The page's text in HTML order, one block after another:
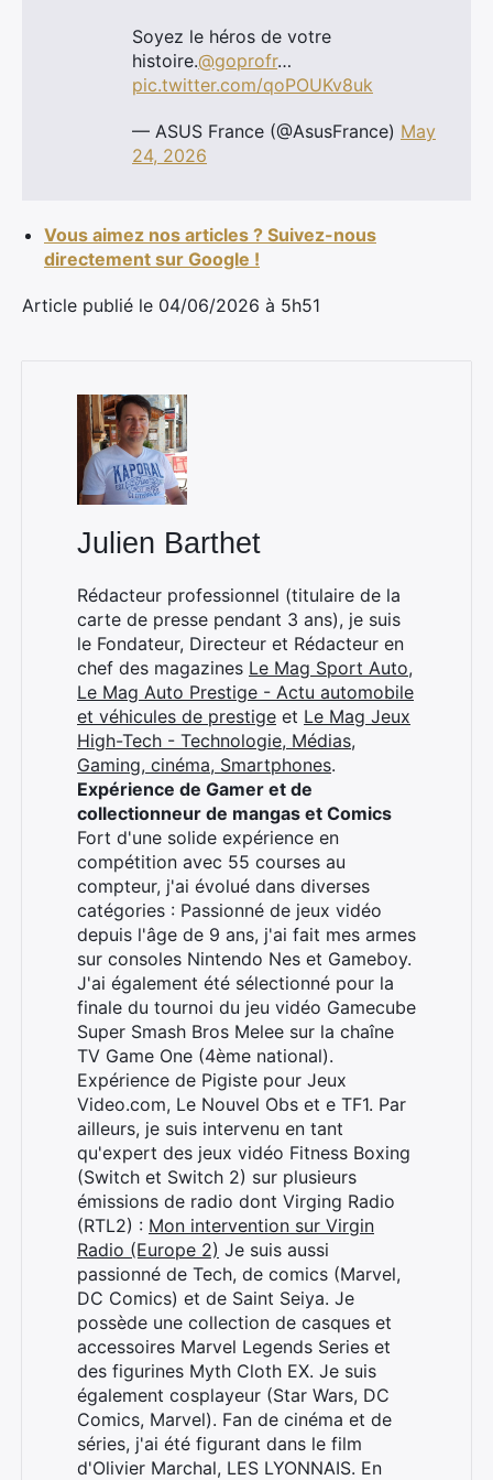
Soyez le héros de votre
histoire.@goprofr…
pic.twitter.com/qoPOUKv8uk
— ASUS France (@AsusFrance) May
24, 2026
Vous aimez nos articles ? Suivez-nous
directement sur Google !
Article publié le 04/06/2026 à 5h51
Julien Barthet
Rédacteur professionnel (titulaire de la
carte de presse pendant 3 ans), je suis
le Fondateur, Directeur et Rédacteur en
chef des magazines Le Mag Sport Auto,
Le Mag Auto Prestige - Actu automobile
et véhicules de prestige et Le Mag Jeux
High-Tech - Technologie, Médias,
Gaming, cinéma, Smartphones.
Expérience de Gamer et de
collectionneur de mangas et Comics
Fort d'une solide expérience en
compétition avec 55 courses au
compteur, j'ai évolué dans diverses
catégories : Passionné de jeux vidéo
depuis l'âge de 9 ans, j'ai fait mes armes
sur consoles Nintendo Nes et Gameboy.
J'ai également été sélectionné pour la
finale du tournoi du jeu vidéo Gamecube
Super Smash Bros Melee sur la chaîne
TV Game One (4ème national).
Expérience de Pigiste pour Jeux
Video.com, Le Nouvel Obs et e TF1. Par
ailleurs, je suis intervenu en tant
qu'expert des jeux vidéo Fitness Boxing
(Switch et Switch 2) sur plusieurs
émissions de radio dont Virging Radio
(RTL2) : Mon intervention sur Virgin
Radio (Europe 2) Je suis aussi
passionné de Tech, de comics (Marvel,
DC Comics) et de Saint Seiya. Je
possède une collection de casques et
accessoires Marvel Legends Series et
des figurines Myth Cloth EX. Je suis
également cosplayeur (Star Wars, DC
Comics, Marvel). Fan de cinéma et de
séries, j'ai été figurant dans le film
d'Olivier Marchal, LES LYONNAIS. En